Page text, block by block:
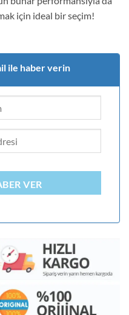
için ideal bir seçim!
ile haber verin
VER